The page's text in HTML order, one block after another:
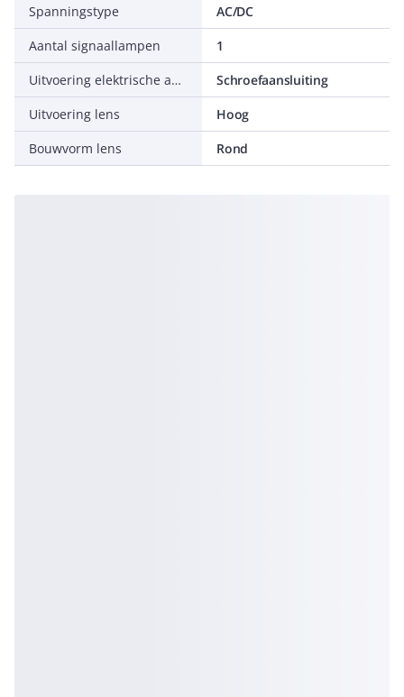
Spanningstype
AC/DC
Aantal signaallampen
1
Uitvoering elektrische aansluiting
Schroefaansluiting
Uitvoering lens
Hoog
Bouwvorm lens
Rond